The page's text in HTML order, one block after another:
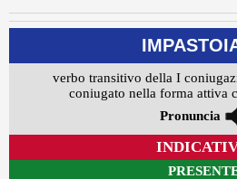
verbo transitivo della I
coniugato nella forma attiva
Pronuncia